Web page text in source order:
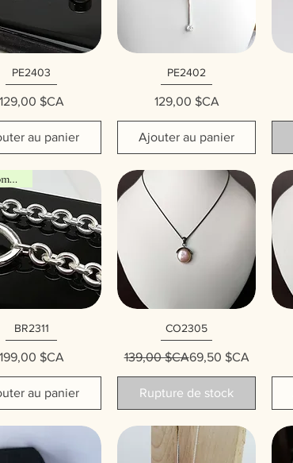
Aperçu rapide
PE2403
Prix
129,00 $CA
au panier
Aperçu rapide
PE2402
Prix
129,00 $CA
Ajouter au panier
Aperçu rapide
Sur commande
BR2311
Prix
199,00 $CA
au panier
Aperçu rapide
CO2305
Prix original
139,00 $CAPrix promotionnel
69,50 $CA
Rupture de stock